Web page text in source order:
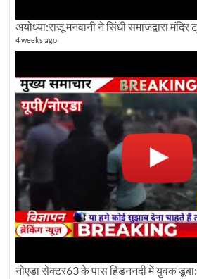
4 weeks ago